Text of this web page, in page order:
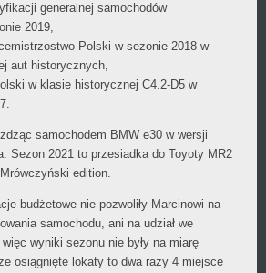
generalnej samochodów
2019,
Polski w sezonie 2018 w
aut historycznych,
w klasie historycznej C4.2-D5 w
samochodem BMW e30 w wersji
Sezon 2021 to przesiadka do Toyoty MR2
edition.
budżetowe nie pozwoliły Marcinowi na
samochodu, ani na udział we
wyniki sezonu nie były na miarę
osiągnięte lokaty to dwa razy 4 miejsce